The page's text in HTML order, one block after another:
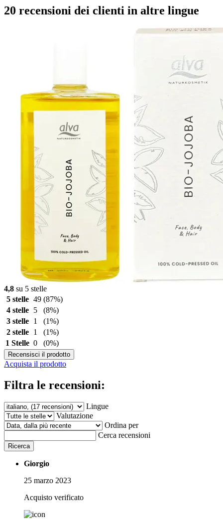
20 recensioni dei clienti in altre lingue
4,8 su 5 stelle
5 stelle 49 (87%)
4 stelle
5
(8%)
3 stelle
1
(1%)
2 stelle
1
(1%)
1 Stelle 0 (0%)
Recensisci il prodotto
Acquista il prodotto
Filtra le recensioni:
Lingue
Valutazione
Ordina per
Cerca recensioni
Ricerca
Giorgio
25 marzo 2023
Acquisto verificato